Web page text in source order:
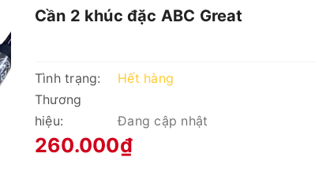
Cần 2 khúc đặc ABC Great
Tình trạng:
Hết hàng
Thương
hiệu:
Đang cập nhật
260.000₫